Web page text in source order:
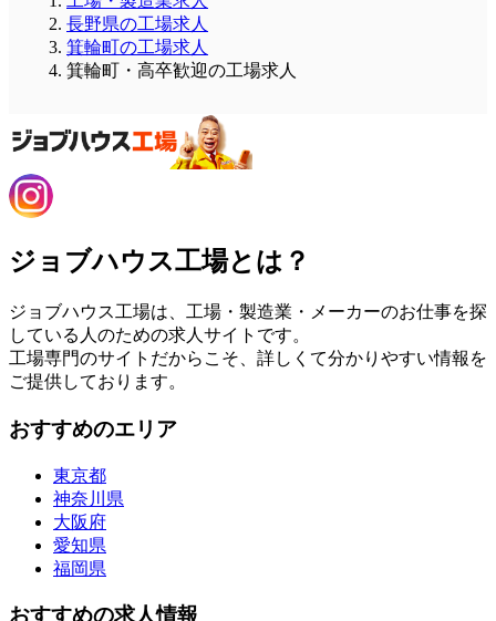
長野県の工場求人
箕輪町の工場求人
箕輪町・高卒歓迎の工場求人
ジョブハウス工場とは？
ジョブハウス工場は、工場・製造業・メーカーのお仕事を探
している人のための求人サイトです。
工場専門のサイトだからこそ、詳しくて分かりやすい情報を
ご提供しております。
おすすめのエリア
東京都
神奈川県
大阪府
愛知県
福岡県
おすすめの求人情報